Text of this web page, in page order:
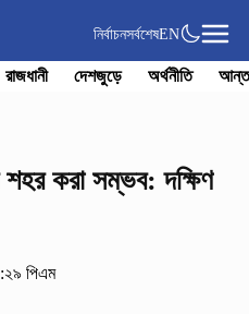
নির্বাচনসর্বশেষEN
রাজধানী দেশজুড়ে অর্থনীতি
করা সম্ভব: দক্ষিণ
পিএম